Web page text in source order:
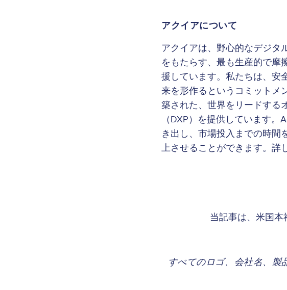
アクイアについて
アクイアは、野心的なデジタ
をもたらす、最も生産的で摩
援しています。私たちは、安
来を形作るというコミットメ
築された、世界をリードする
（DXP）を提供しています
き出し、市場投入までの時間
上させることができます。詳
当記事は、米国本
すべてのロゴ、会社名、製